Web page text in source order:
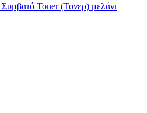
Toner (Τονερ) μελάνι